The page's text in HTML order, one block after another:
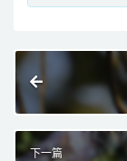
下一篇